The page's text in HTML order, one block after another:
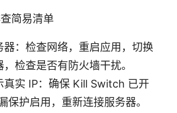
简易清单
器：检查网络，重启应用，切换
检查是否有防火墙干扰。
真实 IP：确保 Kill Switch 已开
保护启用，重新连接服务器。